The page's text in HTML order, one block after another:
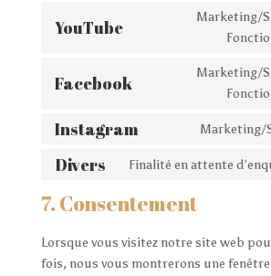
YouTube
Marketing/
Facebook
Marketing/
Instagram Marketing/
Divers Finalité en attente
7. Consentement
Lorsque vous visitez notre site web
fois, nous vous montrerons une